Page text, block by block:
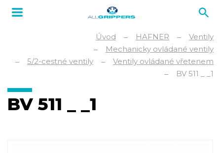
Úvod HAFNER
Ventily
Mechanicky ovládané ventily
5/2-cestné ventily
Ventily ovládané vřetenem
BV 511 _ _1
BV 511 _ _1